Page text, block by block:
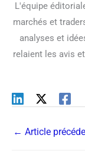
L'équipe
marchés et
analyses et
relaient les avis
← Article